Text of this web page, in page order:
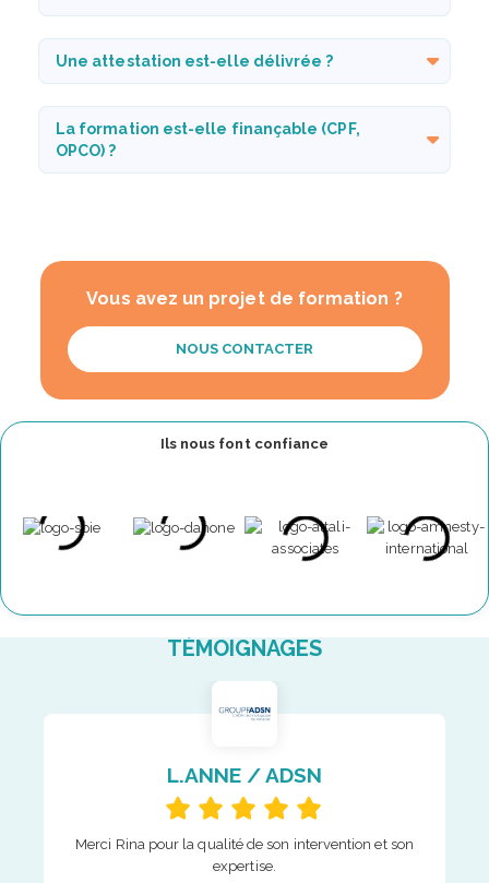
Une attestation est-elle délivrée ?
La formation est-elle finançable (CPF,
OPCO) ?
Vous avez un projet de formation ?
NOUS CONTACTER
Ils nous font confiance
TÉMOIGNAGES
L.ANNE / ADSN
Merci Rina pour la qualité de son intervention et son
expertise.